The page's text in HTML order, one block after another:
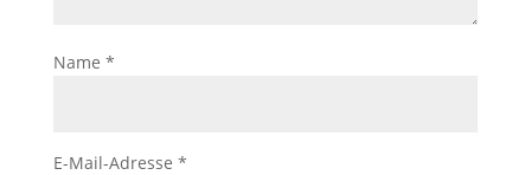
Name *
E-Mail-Adresse *